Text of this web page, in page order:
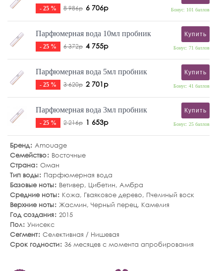
- 25 % 8 986р 6 706р Бонус: 101 баллов
Парфюмерная вода 10мл пробник
- 25 % 6 372р 4 755р
Купить
Бонус: 71 баллов
Парфюмерная вода 5мл пробник
- 25 % 3 620р 2 701р
Купить
Бонус: 41 баллов
Парфюмерная вода 3мл пробник
- 25 % 2 216р 1 653р
Купить
Бонус: 25 баллов
Бренд Amouage
Семейство
Восточные
Страна Оман
Тип воды
Парфюмерная вода
Базовые ноты
Ветивер, Цибетин, Амбра
Средние ноты
Кожа, Гваяковое дерево, Пчелиный воск
Верхние ноты Жасмин, Черный перец, Камелия
Год создания 2015
Пол Унисекс
Сегмент Селективная / Нишевая
Срок годности 36 месяцев с момента апробирования